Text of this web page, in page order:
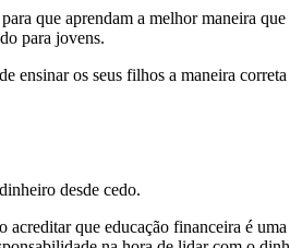
que aprendam a melhor maneira
para jovens.
ensinar os seus filhos a maneira
desde cedo.
que educação financeira é